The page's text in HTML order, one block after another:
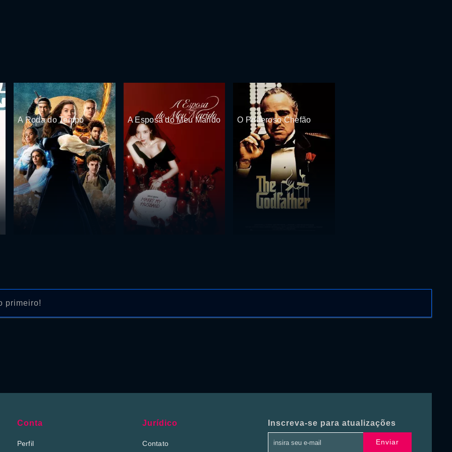
primeiro!
A Roda do Tempo A Esposa do Meu Marido O Poderoso Chefão
Conta
Perfil
Jurídico
Contato
Inscreva-se para atualizações
Enviar